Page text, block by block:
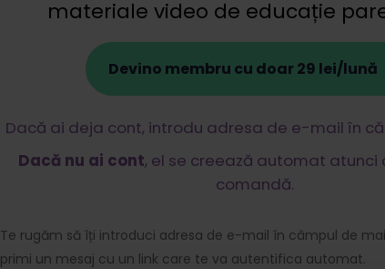
materiale video de educație
Devino membru cu doar 29 lei/lună
Dacă ai deja cont, introdu adresa de e-mail în
Dacă nu ai cont, el se creează automat atunci
comandă.
Te rugăm să îți introduci adresa de e-mail în câmpul de mai
primi un mesaj cu un link care te va autentifica automat.